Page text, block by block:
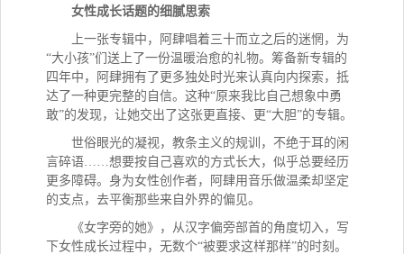
女性成长话题的细腻思索
上一张专辑中，阿肆唱着三十而立之后的迷惘，为
“大小孩”们送上了一份温暖治愈的礼物。筹备新专辑的
四年中，阿肆拥有了更多独处时光来认真向内探索，抵
达了一种更完整的自信。这种“原来我比自己想象中勇
敢”的发现，让她交出了这张更直接、更“大胆”的专辑。
世俗眼光的凝视，教条主义的规训，不绝于耳的闲
言碎语……想要按自己喜欢的方式长大，似乎总要经历
更多障碍。身为女性创作者，阿肆用音乐做温柔却坚定
的支点，去平衡那些来自外界的偏见。
《女字旁的她》，从汉字偏旁部首的角度切入，写
下女性成长过程中，无数个“被要求这样那样”的时刻。